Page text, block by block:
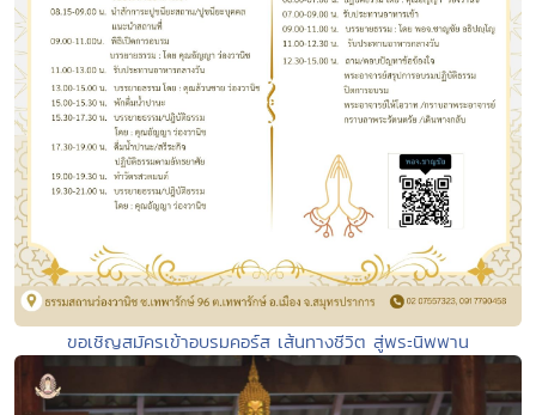
ขอเชิญสมัครเข้าอบรมคอร์ส เส้นทางชีวิต สู่พระนิพพาน